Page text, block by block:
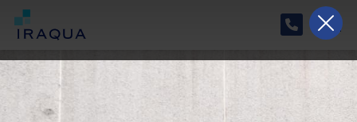
Horario especial de verano
Del 17/08/2026 al 07/09/2026, nuestro horario